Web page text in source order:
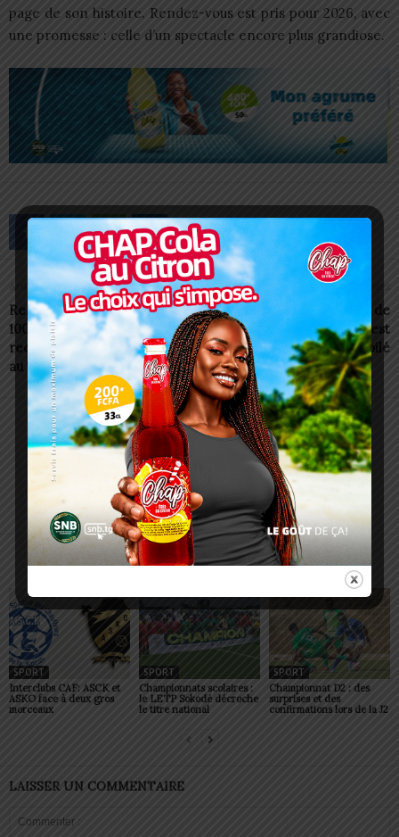
page de son histoire. Rendez-vous est pris pour 2026, avec
une promesse : celle d’un spectacle encore plus grandiose.
Article précédent
Rentrée 2025-2026 : plus de
100.000 jeunes filles
recevront des kits scolaires
au Togo
Article suivant
FTF: Le chronogramme de
la saison 2025-2026 est
dévoilé
Charbel SOSSOUVI
ARTICLES CONNEXES PLUS DE L'AUTEUR
SPORT
Interclubs CAF: ASCK et
ASKO face à deux gros
morceaux
SPORT
Championnats scolaires :
le LETP Sokodé décroche
le titre national
SPORT
Championnat D2 : des
surprises et des
confirmations lors de la J2
LAISSER UN COMMENTAIRE